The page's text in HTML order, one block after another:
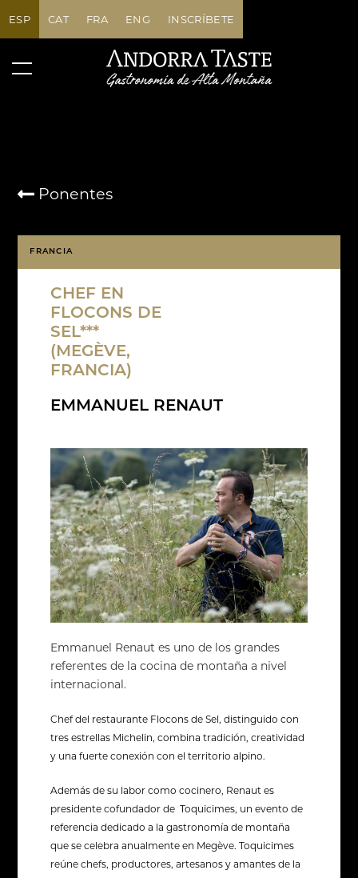
ESP CAT FRA ENG INSCRÍBETE
Ponentes
FRANCIA
EMMANUEL RENAUT
CHEF EN
FLOCONS DE
SEL***
(MEGÈVE,
FRANCIA)
Emmanuel Renaut es uno de los grandes
referentes de la cocina de montaña a nivel
internacional.
Chef del restaurante Flocons de Sel, distinguido con
tres estrellas Michelin, combina tradición, creatividad
y una fuerte conexión con el territorio alpino.
Además de su labor como cocinero, Renaut es
presidente cofundador de Toquicimes, un evento de
referencia dedicado a la gastronomía de montaña
que se celebra anualmente en Megève. Toquicimes
reúne chefs, productores, artesanos y amantes de la